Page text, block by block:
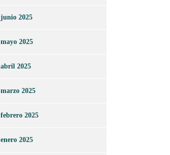
junio 2025
mayo 2025
abril 2025
marzo 2025
febrero 2025
enero 2025